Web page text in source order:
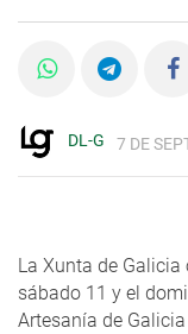
DL-G 7 DE
La Xunta de
sábado 11 y el
Artesanía de